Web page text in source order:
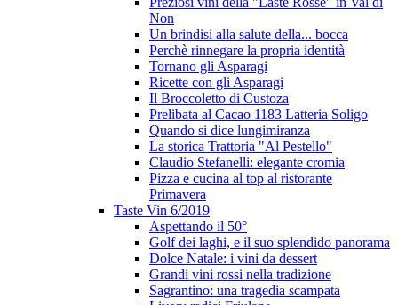
Non
Un brindisi alla salute della... bocca
Perchè rinnegare la propria identità
Tornano gli Asparagi
Ricette con gli Asparagi
Il Broccoletto di Custoza
Prelibata al Cacao 1183 Latteria Soligo
Quando si dice lungimiranza
La storica Trattoria "Al Pestello"
Claudio Stefanelli: elegante cromia
Pizza e cucina al top al ristorante
Primavera
Taste Vin 6/2019
Aspettando il 50°
Golf dei laghi, e il suo splendido panorama
Dolce Natale: i vini da dessert
Grandi vini rossi nella tradizione
Sagrantino: una tragedia scampata